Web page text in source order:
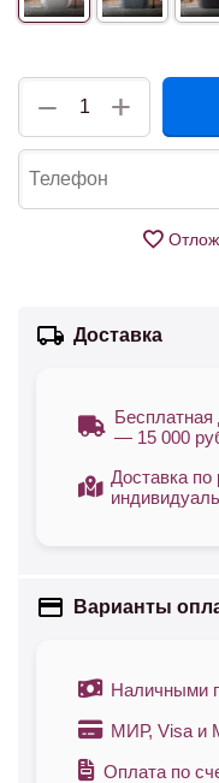
+
−
Доставка
Бесплатная
— 15 000
Доставка
Варианты
Наличными
МИР, Visa и
Оплата по